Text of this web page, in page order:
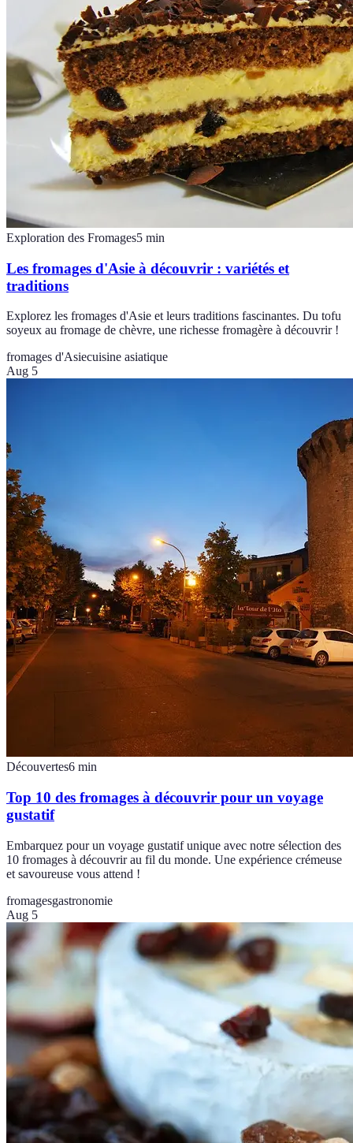
Exploration des Fromages5 min
Les fromages d'Asie à découvrir : variétés et
traditions
Explorez les fromages d'Asie et leurs traditions fascinantes. Du tofu
soyeux au fromage de chèvre, une richesse fromagère à découvrir !
fromages d'Asiecuisine asiatique
Aug 5
Découvertes6 min
Top 10 des fromages à découvrir pour un voyage
gustatif
Embarquez pour un voyage gustatif unique avec notre sélection des
10 fromages à découvrir au fil du monde. Une expérience crémeuse
et savoureuse vous attend !
fromagesgastronomie
Aug 5